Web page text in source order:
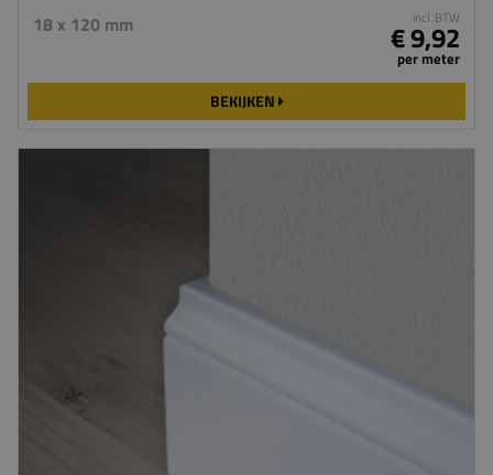
18 x 120 mm incl. BTW
€ 9,92
per meter
BEKIJKEN